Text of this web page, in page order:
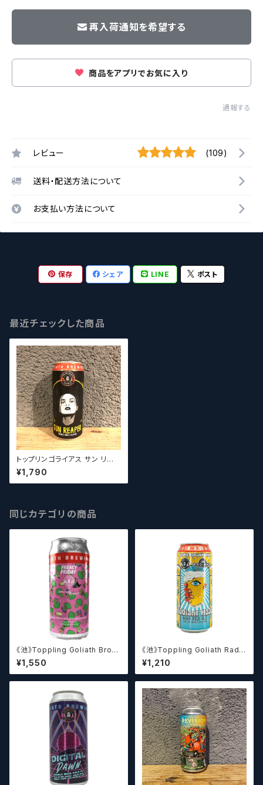
再入荷通知を希望する
商品をアプリでお気に入り
通報する
レビュー (109)
送料・配送方法について
お支払い方法について
保存 シェア LINE ポスト
最近チェックした商品
トップリンゴライアス サン リー
パー Toppling Goliath Sun
Reaper【クラフトビール】
¥1,790
同じカテゴリの商品
《池》Toppling Goliath Brocc
oli Special Reserve (Other
Halfコラボ) (473ml) / ブロッ
コリースペシャルリザーブ【クラ
¥1,550
《池》Toppling Goliath Radia
nt Haze (473ml) / レディアン
ト ヘイズ【クラフトビール】
¥1,210